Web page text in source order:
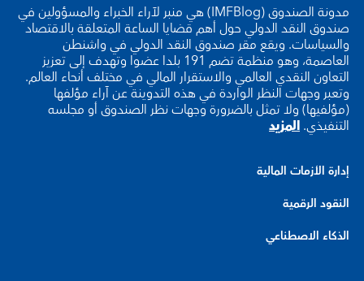
مدونة الصندوق (IMFBlog) هي منبر لآراء الخبراء والمسؤولين في
صندوق النقد الدولي حول أهم قضايا الساعة المتعلقة بالاقتصاد
والسياسات. ويقع مقر صندوق النقد الدولي في واشنطن
العاصمة، وهو منظمة تضم 191 بلدا عضوا وتهدف إلى تعزيز
التعاون النقدي العالمي والاستقرار المالي في مختلف أنحاء العالم.
وتعبر وجهات النظر الواردة في هذه التدوينة عن آراء مؤلفها
(مؤلفيها) ولا تمثل بالضرورة وجهات نظر الصندوق أو مجلسه
التنفيذي.المزيد
إدارة الأزمات المالية
النقود الرقمية
الذكاء الاصطناعي